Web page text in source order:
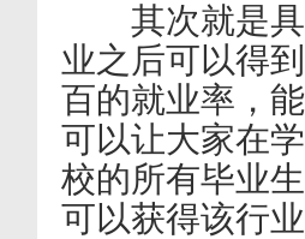
其次就是具
业之后可以得
百的就业率，
可以让大家在
校的所有毕业
可以获得该行